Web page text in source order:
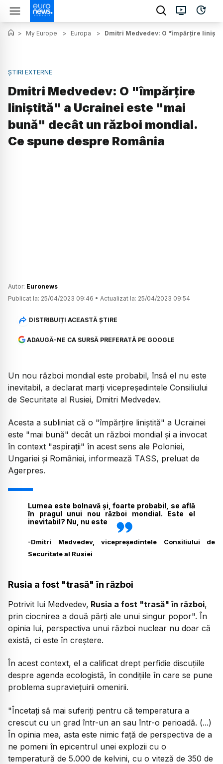
> My Europe > Europa > Dmitri Medvedev: O "împărţire
ȘTIRI EXTERNE
Dmitri Medvedev: O "împărţire
liniştită" a Ucrainei este "mai
bună" decât un război mondial.
Ce spune despre România
Autor: Euronews
Publicat la: 25/04/2023 09:46 • Actualizat la: 25/04/2023 09:54
DISTRIBUIȚI ACEASTĂ ȘTIRE
ADAUGĂ-NE CA SURSĂ PREFERATĂ PE GOOGLE
Un nou război mondial este probabil, însă el nu este
inevitabil, a declarat marţi vicepreşedintele Consiliului
de Securitate al Rusiei, Dmitri Medvedev.
Acesta a subliniat că o "împărţire liniştită" a Ucrainei
este "mai bună" decât un război mondial şi a invocat
în context "aspiraţii" în acest sens ale Poloniei,
Ungariei şi României, informează TASS, preluat de
Agerpres.
Lumea este bolnavă şi, foarte probabil, se află
în pragul unui nou război mondial. Este el
inevitabil? Nu, nu este
-Dmitri Medvedev, vicepreşedintele Consiliului de
Securitate al Rusiei
Rusia a fost "trasă" în război
Potrivit lui Medvedev, Rusia a fost "trasă" în război,
prin ciocnirea a două părţi ale unui singur popor". În
opinia lui, perspectiva unui război nuclear nu doar că
există, ci este în creştere.
În acest context, el a calificat drept perfidie discuţiile
despre agenda ecologistă, în condiţiile în care se pune
problema supravieţuirii omenirii.
"Încetaţi să mai suferiţi pentru că temperatura a
crescut cu un grad într-un an sau într-o perioadă. (...)
În opinia mea, asta este nimic faţă de perspectiva de a
ne pomeni în epicentrul unei explozii cu o
temperatură de 5.000 de kelvini, cu o viteză de 350 de